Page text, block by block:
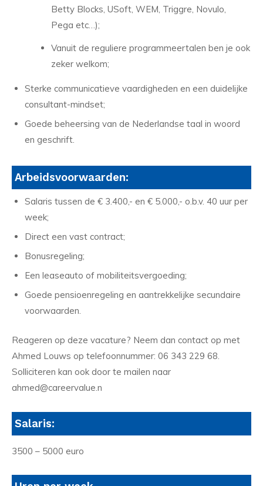
Betty Blocks, USoft, WEM, Triggre, Novulo,
Pega etc…);
Vanuit de reguliere programmeertalen ben je ook
zeker welkom;
Sterke communicatieve vaardigheden en een duidelijke
consultant-mindset;
Goede beheersing van de Nederlandse taal in woord
en geschrift.
Arbeidsvoorwaarden:
Salaris tussen de € 3.400,- en € 5.000,- o.b.v. 40 uur per
week;
Direct een vast contract;
Bonusregeling;
Een leaseauto of mobiliteitsvergoeding;
Goede pensioenregeling en aantrekkelijke secundaire
voorwaarden.
Reageren op deze vacature? Neem dan contact op met
Ahmed Louws op telefoonnummer: 06 343 229 68.
Solliciteren kan ook door te mailen naar
ahmed@careervalue.n
Salaris:
3500 – 5000 euro